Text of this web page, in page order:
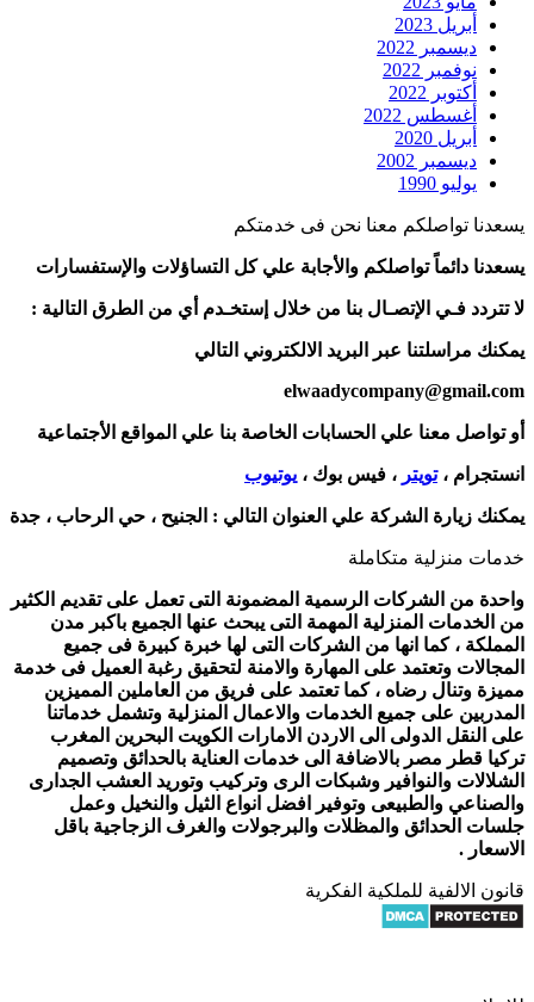
أبريل 2023
ديسمبر 2022
نوفمبر 2022
أكتوبر 2022
أغسطس 2022
أبريل 2020
ديسمبر 2002
يوليو 1990
يسعدنا تواصلكم معنا نحن فى خدمتكم
يسعدنا دائماً تواصلكم والأجابة علي كل التساؤلات والإستفسارات
لا تتردد فـي الإتصـال بنا من خلال إستخـدم أي من الطرق التالية :
يمكنك مراسلتنا عبر البريد الالكتروني التالي
elwaadycompany@gmail.com
أو تواصل معنا علي الحسابات الخاصة بنا علي المواقع الأجتماعية
انستجرام ،تويتر ، فيس بوك ، يوتيوب
يمكنك زيارة الشركة علي العنوان التالي : الجنيح ، حي الرحاب ، جدة
خدمات منزلية متكاملة
واحدة من الشركات الرسمية المضمونة التى تعمل على تقديم الكثير
من الخدمات المنزلية المهمة التى يبحث عنها الجميع باكبر مدن
المملكة ، كما انها من الشركات التى لها خبرة كبيرة فى جميع
المجالات وتعتمد على المهارة والامنة لتحقيق رغبة العميل فى خدمة
مميزة وتنال رضاه ، كما تعتمد على فريق من العاملين المميزين
المدربين على جميع الخدمات والاعمال المنزلية وتشمل خدماتنا
على النقل الدولى الى الاردن الامارات الكويت البحرين المغرب
تركيا قطر مصر بالاضافة الى خدمات العناية بالحدائق وتصميم
الشلالات والنوافير وشبكات الرى وتركيب وتوريد العشب الجدارى
والصناعي والطبيعى وتوفير افضل انواع الثيل والنخيل وعمل
جلسات الحدائق والمظلات والبرجولات والغرف الزجاجية باقل
الاسعار .
قانون الالفية للملكية الفكرية